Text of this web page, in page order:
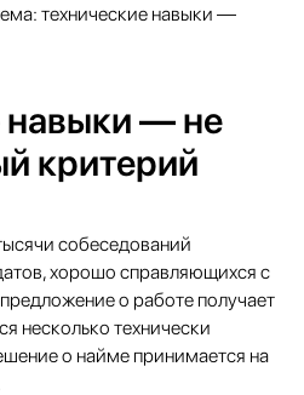
технические навыки —
навыки — не
критерий
собеседований
хорошо справляющихся с
о работе получает
несколько технически
о найме принимается на